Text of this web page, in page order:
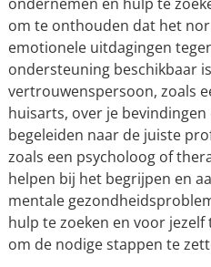
ondernemen en hulp te
om te onthouden dat het
emotionele uitdagingen
ondersteuning beschikbaar
vertrouwenspersoon, zoals
huisarts, over je
begeleiden naar de juiste
zoals een psycholoog of
helpen bij het begrijpen en
mentale
hulp te zoeken en voor
om de nodige stappen te